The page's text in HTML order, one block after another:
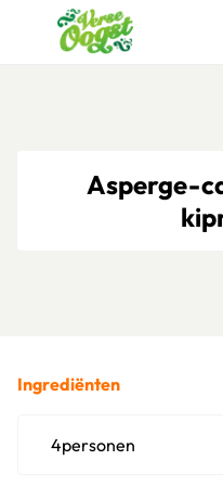
Asperge-
Ingrediënten
4personen